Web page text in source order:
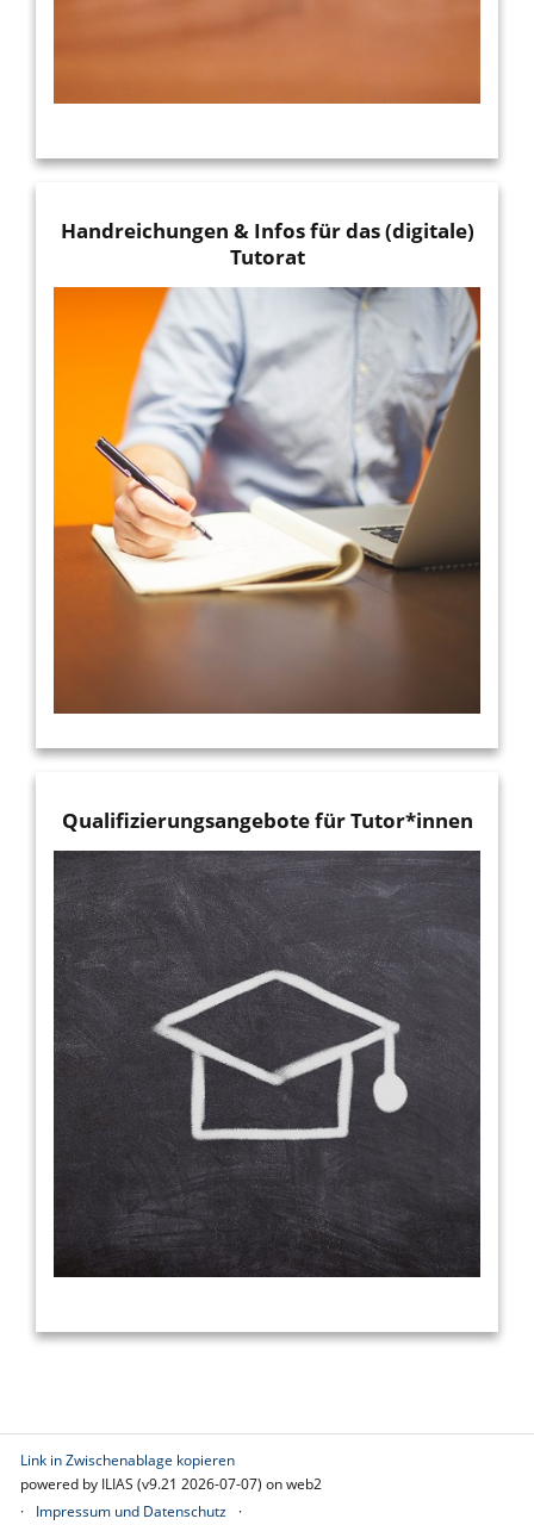
Handreichungen & Infos für das (digitale)
Tutorat
Qualifizierungsangebote für Tutor*innen
Link in Zwischenablage kopieren
powered by ILIAS (v9.21 2026-07-07) on web2
Impressum und Datenschutz